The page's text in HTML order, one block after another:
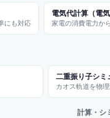
にも対応
電気代計算（電気
家電の消費電力か
二重振り子シミ
カオス軌道を物
計算・シ